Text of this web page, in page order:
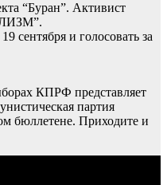
“Буран”. Активист
сентября и голосовать за
КПРФ представляет
партия
бюллетене. Приходите и